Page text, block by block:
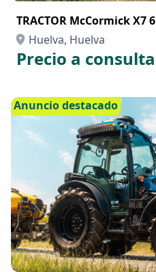
TRACTOR McCormick X7
Huelva, Huelva
Precio a
Anuncio destacado